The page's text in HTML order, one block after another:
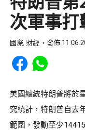
次軍事
國際, 財經 發佈
Share to Facebook
Share to
美國總統特朗普將於
究統計，特朗普自去
範圍，發動至少